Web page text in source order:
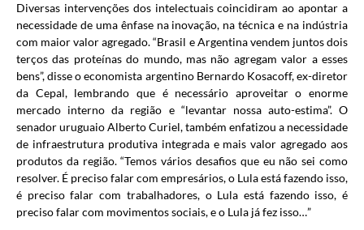
Diversas intervenções dos intelectuais coincidiram ao apontar a
necessidade de uma ênfase na inovação, na técnica e na indústria
com maior valor agregado. “Brasil e Argentina vendem juntos dois
terços das proteínas do mundo, mas não agregam valor a esses
bens”, disse o economista argentino Bernardo Kosacoff, ex-diretor
da Cepal, lembrando que é necessário aproveitar o enorme
mercado interno da região e “levantar nossa auto-estima”. O
senador uruguaio Alberto Curiel, também enfatizou a necessidade
de infraestrutura produtiva integrada e mais valor agregado aos
produtos da região. “Temos vários desafios que eu não sei como
resolver. É preciso falar com empresários, o Lula está fazendo isso,
é preciso falar com trabalhadores, o Lula está fazendo isso, é
preciso falar com movimentos sociais, e o Lula já fez isso…”